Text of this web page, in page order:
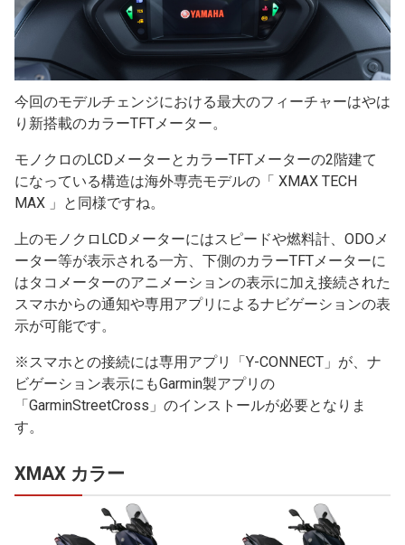
今回のモデルチェンジにおける最大のフィーチャーはやは
り新搭載のカラーTFTメーター。
モノクロのLCDメーターとカラーTFTメーターの2階建て
になっている構造は海外専売モデルの「 XMAX TECH
MAX 」と同様ですね。
上のモノクロLCDメーターにはスピードや燃料計、ODOメ
ーター等が表示される一方、下側のカラーTFTメーターに
はタコメーターのアニメーションの表示に加え接続された
スマホからの通知や専用アプリによるナビゲーションの表
示が可能です。
※スマホとの接続には専用アプリ「Y-CONNECT」が、ナ
ビゲーション表示にもGarmin製アプリの
「GarminStreetCross」のインストールが必要となりま
す。
XMAX カラー